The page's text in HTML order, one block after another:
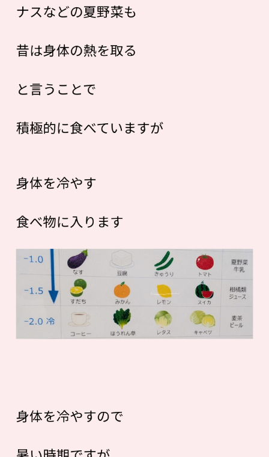
ナスなどの夏野菜も
昔は身体の熱を取る
と言うことで
積極的に食べていますが
身体を冷やす
食べ物に入ります
身体を冷やすので